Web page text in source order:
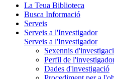
La Teua Biblioteca
Busca Informació
Serveis
Serveis a l'Investigador
Serveis a l'Investigador
Sexennis
Perfil de
Dades d'investigació